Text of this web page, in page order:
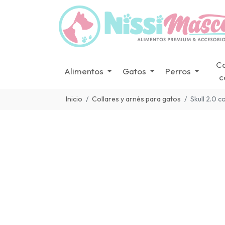
Alimentos Gatos Perros
Inicio Collares y arnés para gatos Skull 2.0